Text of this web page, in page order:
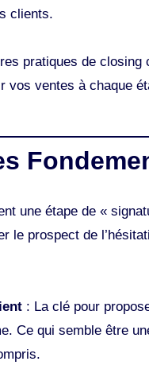
clients.
pratiques de
vos ventes à chaque
une étape de «
le prospect de
: La clé pour
Ce qui semble être